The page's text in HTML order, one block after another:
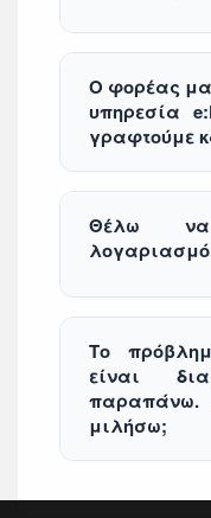
Ο φορέας
υπηρεσία
γραφτούμε
Θέλω
Το
είναι
μιλήσω;